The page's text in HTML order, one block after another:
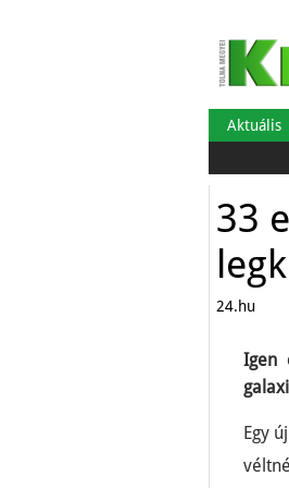
Aktuális
33
24.hu
Igen
Egy